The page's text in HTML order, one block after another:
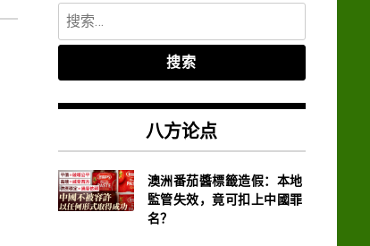
搜
索：
八方论点
澳洲番茄醬標籤造假：本地
監管失效，竟可扣上中國罪
名？